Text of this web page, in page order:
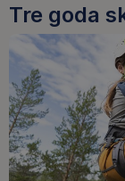
Tre goda